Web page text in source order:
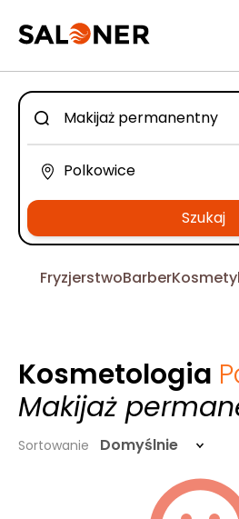
Szukaj
FryzjerstwoBarber
Kosmetologia
Makijaż
Sortowanie Domyślnie